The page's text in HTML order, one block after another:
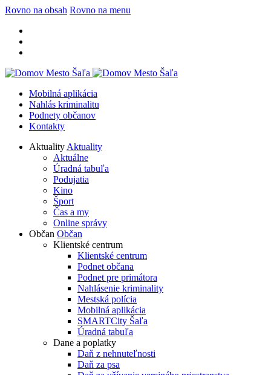
Rovno na obsah Rovno na menu
Mobilná aplikácia
Nahlás kriminalitu
Podnety občanov
Kontakty
Aktuality Aktuality
Aktuálne
Úradná tabuľa
Podujatia
Kino
Šport
Čas a my
Online správy
Občan Občan
Klientské centrum
Klientské centrum
Podnet občana
Podnet pre primátora
Nahlásenie kriminality
Mestská polícia
Mobilná aplikácia
SMARTCity Šaľa
Úradná tabuľa
Dane a poplatky
Daň z nehnuteľnosti
Daň za psa